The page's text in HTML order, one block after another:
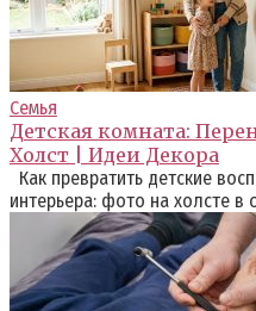
Семья
Детская комната:
Холст | Идеи Декора
Как превратить детские
интерьера: фото на холсте в